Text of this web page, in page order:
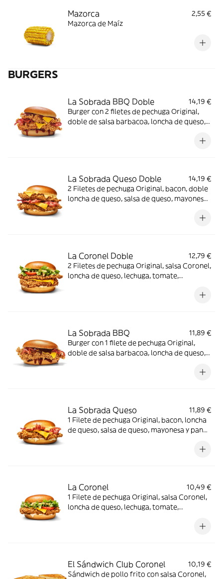
Mazorca
2,55 €
Mazorca de Maíz
BURGERS
La Sobrada BBQ Doble
14,19 €
Burger con 2 filetes de pechuga Original,
doble de salsa barbacoa, loncha de queso,
La Sobrada Queso Doble
14,19 €
2 Filetes de pechuga Original, bacon, doble
loncha de queso, salsa de queso, mayonesa
La Coronel Doble
12,79 €
2 Filetes de pechuga Original, salsa Coronel,
loncha de queso, lechuga, tomate,
La Sobrada BBQ
11,89 €
Burger con 1 filete de pechuga Original,
doble de salsa barbacoa, loncha de queso,
La Sobrada Queso
11,89 €
1 Filete de pechuga Original, bacon, loncha
de queso, salsa de queso, mayonesa y pan
La Coronel
10,49 €
1 Filete de pechuga Original, salsa Coronel,
loncha de queso, lechuga, tomate,
El Sándwich Club Coronel
10,19 €
Sándwich de pollo frito con salsa Coronel,